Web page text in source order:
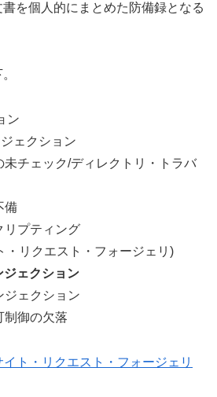
を個人的にまとめた防備録となる
ン
ェクション
チェック/ディレクトリ・トラバ
備
リプティング
・リクエスト・フォージェリ)
ジェクション
ジェクション
制御の欠落
ト・リクエスト・フォージェリ